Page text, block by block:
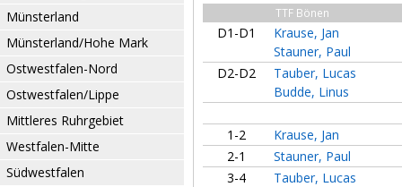
Münsterland
Münsterland/Hohe Mark
Ostwestfalen-Nord
Ostwestfalen/Lippe
Mittleres Ruhrgebiet
Westfalen-Mitte
Südwestfalen
TTF Bönen
D1-D1
Krause, Jan
Stauner, Paul
D2-D2
Tauber, Lucas
Budde, Linus
1-2
Krause, Jan
2-1
Stauner, Paul
3-4
Tauber, Lucas